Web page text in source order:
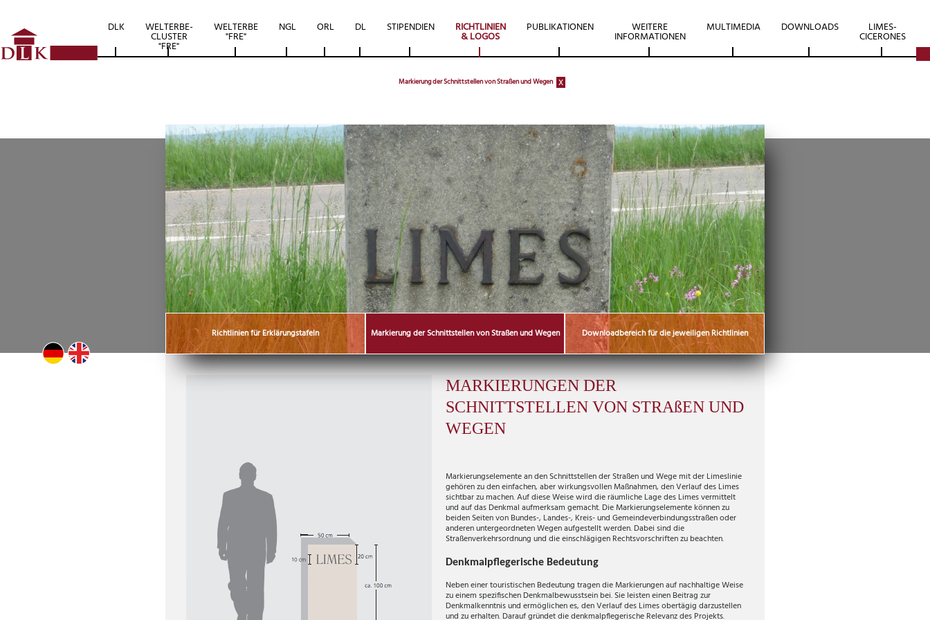
DLK WELTERBE-
CLUSTER
"FRE"
WELTERBE
"FRE"
NGL ORL DL STIPENDIEN
Markierung der Schnittstellen von Straßen und Wegen x
RICHTLINIEN
& LOGOS
PUBLIKATIONEN WEITERE
INFORMATIONEN
MULTIMEDIA DOWNLOADS LIMES-
CICERONES
Richtlinien für Erklärungstafeln Markierung der Schnittstellen von Straßen und Wegen Downloadbereich für die jeweiligen Richtlinien
MARKIERUNGEN DER
SCHNITTSTELLEN VON STRAßEN UND
WEGEN
Markierungselemente an den Schnittstellen der Straßen und Wege mit der Limeslinie
gehören zu den einfachen, aber wirkungsvollen Maßnahmen, den Verlauf des Limes
sichtbar zu machen. Auf diese Weise wird die räumliche Lage des Limes vermittelt
und auf das Denkmal aufmerksam gemacht. Die Markierungselemente können zu
beiden Seiten von Bundes-, Landes-, Kreis- und Gemeindeverbindungsstraßen oder
anderen untergeordneten Wegen aufgestellt werden. Dabei sind die
Straßenverkehrsordnung und die einschlägigen Rechtsvorschriften zu beachten.
Denkmalpflegerische Bedeutung
Neben einer touristischen Bedeutung tragen die Markierungen auf nachhaltige Weise
zu einem spezifischen Denkmalbewusstsein bei. Sie leisten einen Beitrag zur
Denkmalkenntnis und ermöglichen es, den Verlauf des Limes obertägig darzustellen
und zu erhalten. Darauf gründet die denkmalpflegerische Relevanz des Projekts.